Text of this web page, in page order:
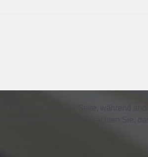
für den Betrieb der Seite, während
möchten. Bitte beachten Sie,